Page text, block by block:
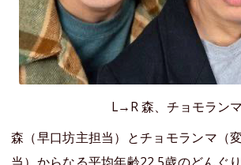
L→R 森、チョモランマ
森（早口坊主担当）とチョモランマ（